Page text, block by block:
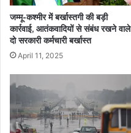
जम्मू-कश्मीर में बर्खास्तगी की बड़ी
कार्रवाई, आतंकवादियों से संबंध रखने वाले
दो सरकारी कर्मचारी बर्खास्त
April 11, 2025